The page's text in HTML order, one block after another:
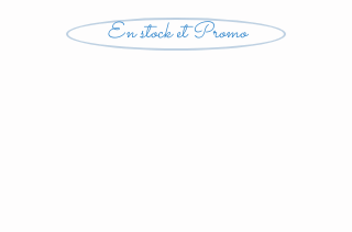
En stock et Promo